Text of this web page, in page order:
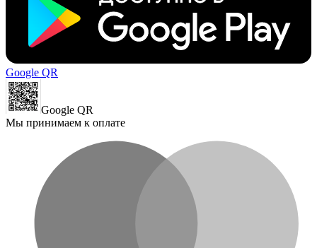
Google QR
Google QR
Мы принимаем к оплате